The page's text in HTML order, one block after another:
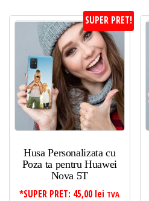
SUPER PRET!
Husa Personalizata cu
Poza ta pentru Huawei
Nova 5T
*SUPER PRET: 45,00 lei TVA